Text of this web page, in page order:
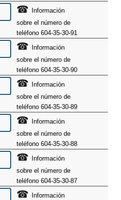
☎ Información
sobre el número de
teléfono 604-35-30-91
☎ Información
sobre el número de
teléfono 604-35-30-90
☎ Información
sobre el número de
teléfono 604-35-30-89
☎ Información
sobre el número de
teléfono 604-35-30-88
☎ Información
sobre el número de
teléfono 604-35-30-87
☎ Información